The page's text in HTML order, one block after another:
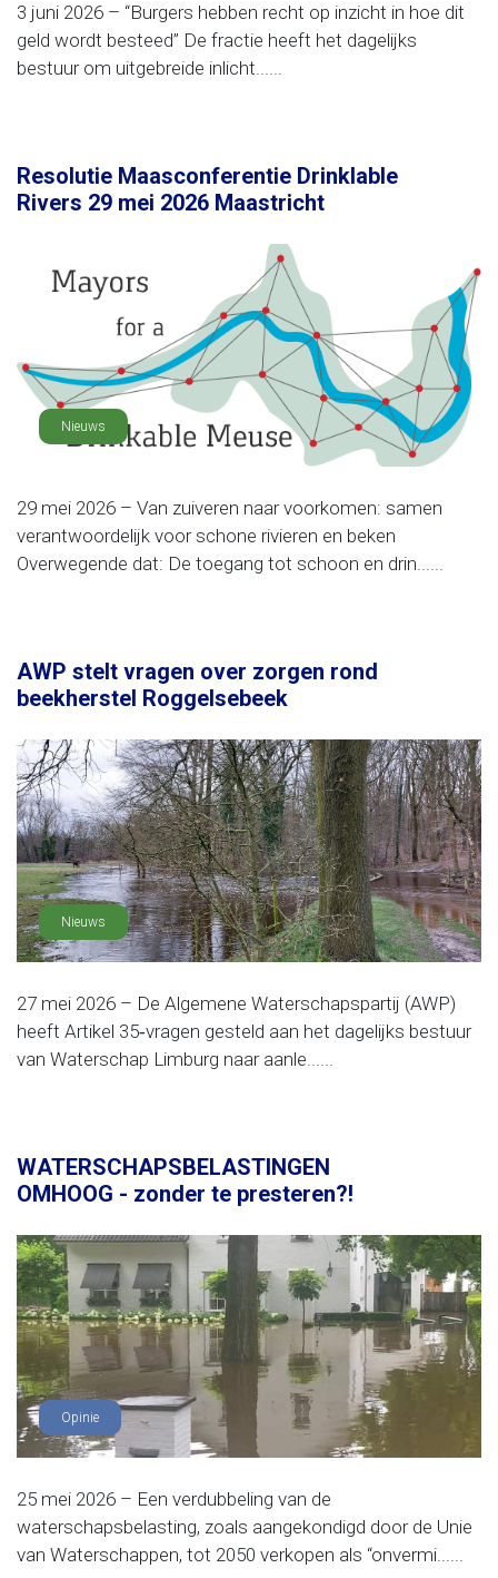
3 juni 2026 – “Burgers hebben recht op inzicht in hoe dit
geld wordt besteed” De fractie heeft het dagelijks
bestuur om uitgebreide inlicht......
Resolutie Maasconferentie Drinklable
Rivers 29 mei 2026 Maastricht
Nieuws
29 mei 2026 – Van zuiveren naar voorkomen: samen
verantwoordelijk voor schone rivieren en beken
Overwegende dat: De toegang tot schoon en drin......
AWP stelt vragen over zorgen rond
beekherstel Roggelsebeek
Nieuws
27 mei 2026 – De Algemene Waterschapspartij (AWP)
heeft Artikel 35‑vragen gesteld aan het dagelijks bestuur
van Waterschap Limburg naar aanle......
WATERSCHAPSBELASTINGEN
OMHOOG - zonder te presteren?!
Opinie
25 mei 2026 – Een verdubbeling van de
waterschapsbelasting, zoals aangekondigd door de Unie
van Waterschappen, tot 2050 verkopen als “onvermi......